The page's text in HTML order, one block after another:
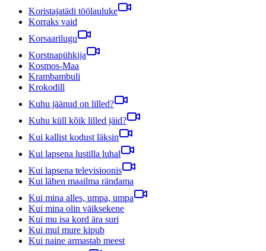
Koristajatädi töölauluke
Korraks vaid
Korsaarilugu
Korstnapühkija
Kosmos-Maa
Krambambuli
Krokodill
Kuhu jäänud on lilled?
Kuhu küll kõik lilled jäid?
Kui kallist kodust läksin
Kui lapsena lustilla luhal
Kui lapsena televisioonis
Kui lähen maailma rändama
Kui mina alles, umpa, umpa
Kui mina olin väiksekene
Kui mu isa kord ära suri
Kui mul mure kipub
Kui naine armastab meest